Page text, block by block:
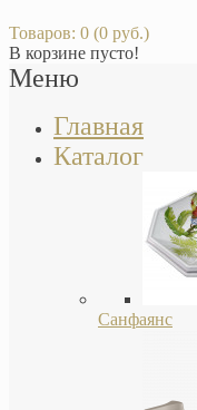
Товаров: 0 (0 руб.)
В корзине пусто!
Меню
Главная
Каталог
Санфаянс